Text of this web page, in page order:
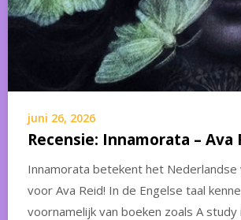
juni 26, 2026
Recensie: Innamorata – Ava
Innamorata betekent het
voor Ava Reid! In de Engelse taal
voornamelijk van boeken zoals A study